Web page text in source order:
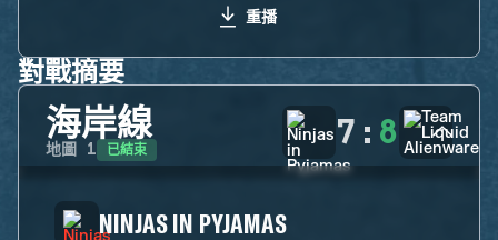
重播
對戰摘要
海岸線
地圖 1 已結束 7 : 8
NINJAS IN PYJAMAS